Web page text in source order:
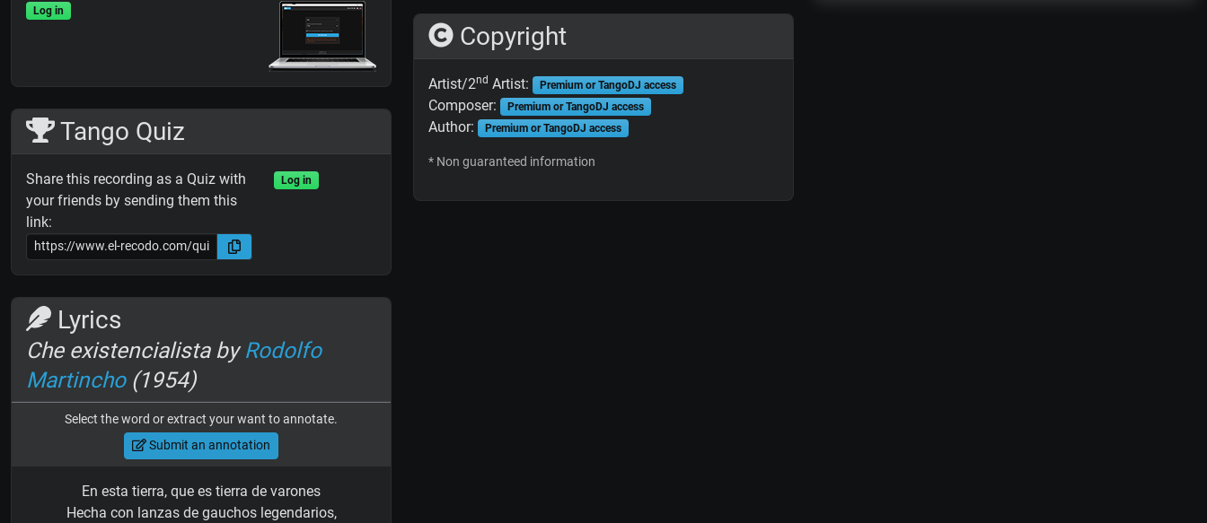
Log in
Tango Quiz
Share this recording as a Quiz with
your friends by sending them this
link:
Log in
Lyrics
Che existencialista byRodolfo
Martincho(1954)
Select the word or extract your want to annotate.
Submit an annotation
En esta tierra, que es tierra de varones
Hecha con lanzas de gauchos legendarios,
Copyright
Artist/2nd Artist: Premium or TangoDJ access
Composer: Premium or TangoDJ access
Author: Premium or TangoDJ access
* Non guaranteed information